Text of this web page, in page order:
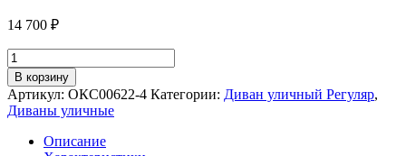
14 700 ₽
Количество
товара
Уличный
диван
для
отдыха
"Регуляр"
В корзину
Артикул: ОКС00622-4 Категории: Диван уличный Регуляр,
Диваны уличные
Описание